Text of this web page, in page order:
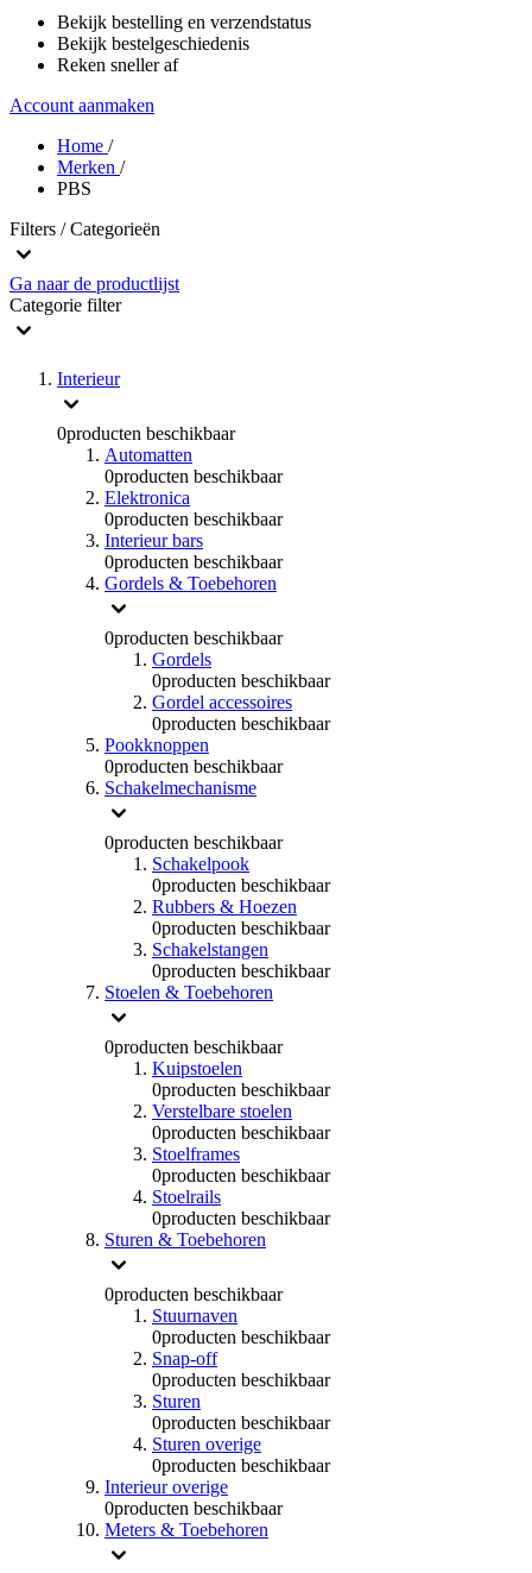
Bekijk bestelling en verzendstatus
Bekijk bestelgeschiedenis
Reken sneller af
Account aanmaken
Home /
Merken /
PBS
Filters / Categorieën
Ga naar de productlijst
Categorie filter
Interieur
0producten beschikbaar
Automatten
0producten beschikbaar
Elektronica
0producten beschikbaar
Interieur bars
0producten beschikbaar
Gordels & Toebehoren
0producten beschikbaar
Gordels
0producten beschikbaar
Gordel accessoires
0producten beschikbaar
Pookknoppen
0producten beschikbaar
Schakelmechanisme
0producten beschikbaar
Schakelpook
0producten beschikbaar
Rubbers & Hoezen
0producten beschikbaar
Schakelstangen
0producten beschikbaar
Stoelen & Toebehoren
0producten beschikbaar
Kuipstoelen
0producten beschikbaar
Verstelbare stoelen
0producten beschikbaar
Stoelframes
0producten beschikbaar
Stoelrails
0producten beschikbaar
Sturen & Toebehoren
0producten beschikbaar
Stuurnaven
0producten beschikbaar
Snap-off
0producten beschikbaar
Sturen
0producten beschikbaar
Sturen overige
0producten beschikbaar
Interieur overige
0producten beschikbaar
Meters & Toebehoren